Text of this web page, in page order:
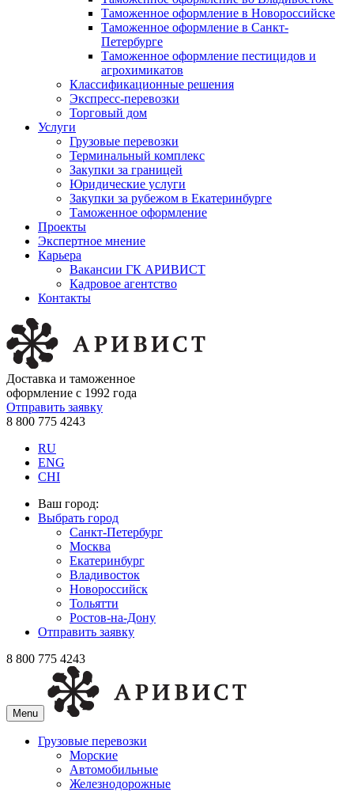
Таможенное оформление в Новороссийске
Таможенное оформление в Санкт-
Петербурге
Таможенное оформление пестицидов и
агрохимикатов
Классификационные решения
Экспресс-перевозки
Торговый дом
Услуги
Грузовые перевозки
Терминальный комплекс
Закупки за границей
Юридические услуги
Закупки за рубежом в Екатеринбурге
Таможенное оформление
Проекты
Экспертное мнение
Карьера
Вакансии ГК АРИВИСТ
Кадровое агентство
Контакты
Доставка и таможенное
оформление с 1992 года
Отправить заявку
8 800 775 4243
RU
ENG
CHI
Ваш город:
Выбрать город
Санкт-Петербург
Москва
Екатеринбург
Владивосток
Новороссийск
Тольятти
Ростов-на-Дону
Отправить заявку
8 800 775 4243
Menu
Грузовые перевозки
Морские
Автомобильные
Железно­дорожные